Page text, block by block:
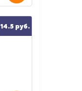
14.5 руб.